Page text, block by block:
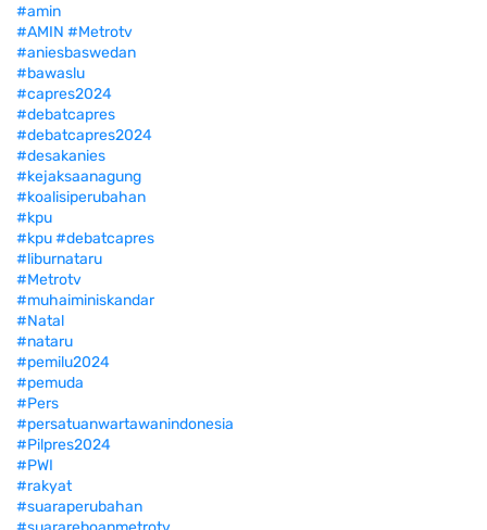
#amin
#AMIN #Metrotv
#aniesbaswedan
#bawaslu
#capres2024
#debatcapres
#debatcapres2024
#desakanies
#kejaksaanagung
#koalisiperubahan
#kpu
#kpu #debatcapres
#liburnataru
#Metrotv
#muhaiminiskandar
#Natal
#nataru
#pemilu2024
#pemuda
#Pers
#persatuanwartawanindonesia
#Pilpres2024
#PWI
#rakyat
#suaraperubahan